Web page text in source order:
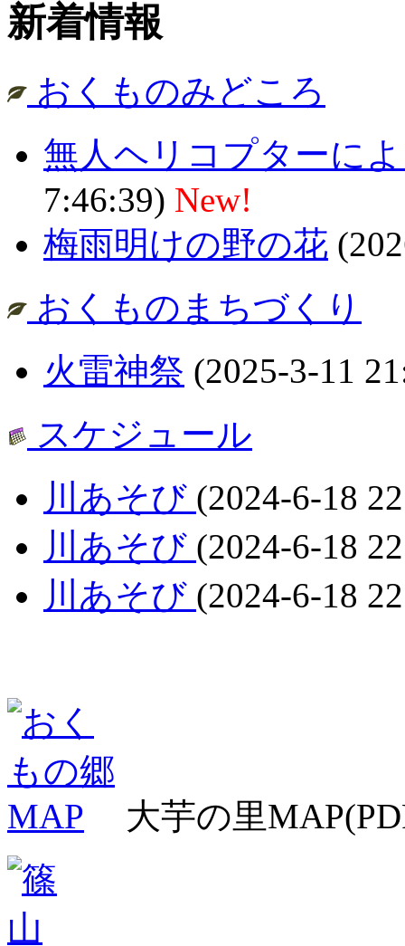
新着情報
おくものみどころ
無人ヘリコプターに
7:46:39) New!
梅雨明けの野の花
おくものまちづくり
火雷神祭 (2025-3-11
スケジュール
川あそび (2024-6-18
川あそび (2024-6-18
川あそび (2024-6-18
大芋の里